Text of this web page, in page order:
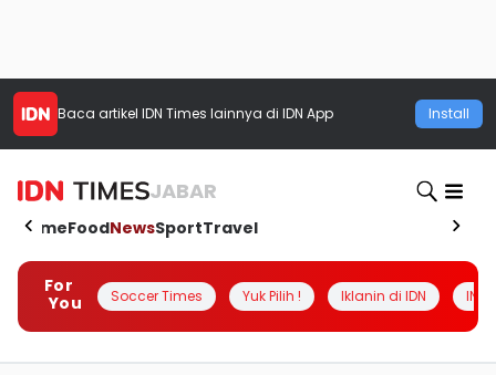
Baca artikel IDN Times lainnya di IDN App Install
JABAR
HomeFoodNewsSportTravel
For
You
Soccer Times Yuk Pilih ! Iklanin di IDN